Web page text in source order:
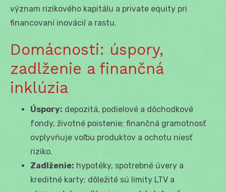
význam rizikového kapitálu a private equity pri
financovaní inovácií a rastu.
Domácnosti: úspory,
zadlženie a finančná
inklúzia
Úspory: depozitá, podielové a dôchodkové
fondy, životné poistenie; finančná gramotnosť
ovplyvňuje voľbu produktov a ochotu niesť
riziko.
Zadlženie: hypotéky, spotrebné úvery a
kreditné karty; dôležité sú limity LTV a